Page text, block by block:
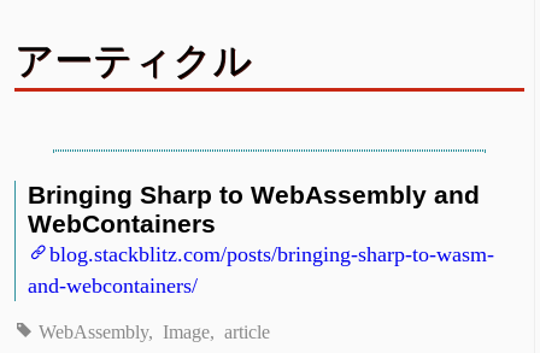
アーティクル
Bringing Sharp to WebAssembly and
WebContainers
blog.stackblitz.com/posts/bringing-sharp-to-wasm-
and-webcontainers/
WebAssembly Image article